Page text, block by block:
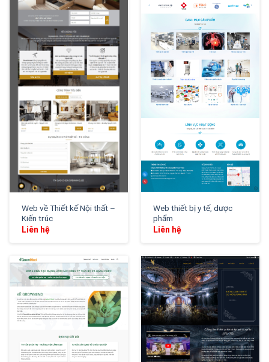
Web về Thiết kế Nội thất –
Kiến trúc
Liên hệ
XEM THỬ
Web thiết bị y tế, dược
phẩm
Liên hệ
XEM THỬ